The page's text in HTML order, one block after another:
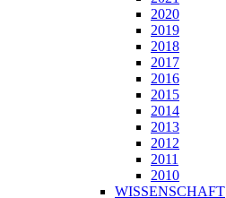
2020
2019
2018
2017
2016
2015
2014
2013
2012
2011
2010
WISSENSCHAFT